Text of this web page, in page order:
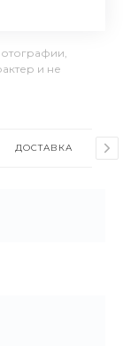
и не
ДОСТАВКА